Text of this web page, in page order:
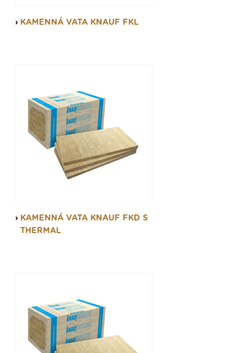
KAMENNÁ VATA KNAUF FKL
KAMENNÁ VATA KNAUF FKD S
THERMAL